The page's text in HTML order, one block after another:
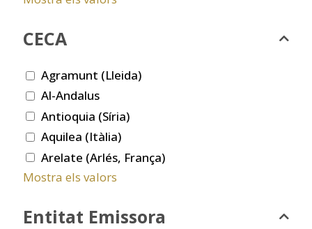
CECA
Agramunt (Lleida)
Al-Andalus
Antioquia (Síria)
Aquilea (Itàlia)
Arelate (Arlés, França)
Mostra els valors
Entitat Emissora